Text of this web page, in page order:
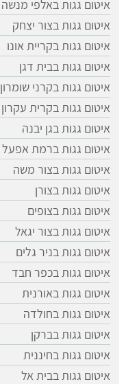
איטום גגות באלפי מנשה
איטום גגות בצור יצחק
איטום גגות בקריית אונו
איטום גגות בבית דגן
איטום גגות בקרני שומרון
איטום גגות בקרית עקרון
איטום גגות בגן יבנה
איטום גגות ברמת אפעל
איטום גגות בצור משה
איטום גגות בצורן
איטום גגות בצופים
איטום גגות בצור יגאל
איטום גגות בניר גלים
איטום גגות בכפר חבד
איטום גגות באורנית
איטום גגות בחולדה
איטום גגות בברקן
איטום גגות בחיננית
איטום גגות בבית אל